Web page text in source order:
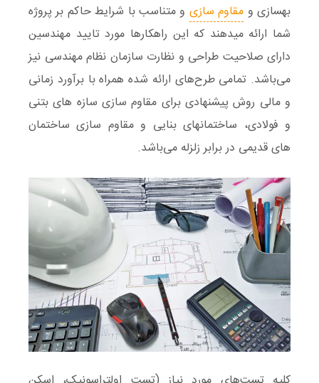
بهسازی و مقاوم سازی و متناسب با شرایط حاکم بر پروژه
شما ارائه میدهند که این راهکارها مورد تایید مهندسین
دارای صلاحیت طراحی و نظارت سازمان نظام مهندسی نیز
می‌باشد. تمامی طرح‌های ارائه شده همراه با برآورد زمانی
و مالی روش پیشنهادی برای مقاوم سازی سازه های بتنی
و فولادی، ساختمانهای بنایی و مقاوم سازی ساختمان
های قدیمی در برابر زلزله می‌باشد.